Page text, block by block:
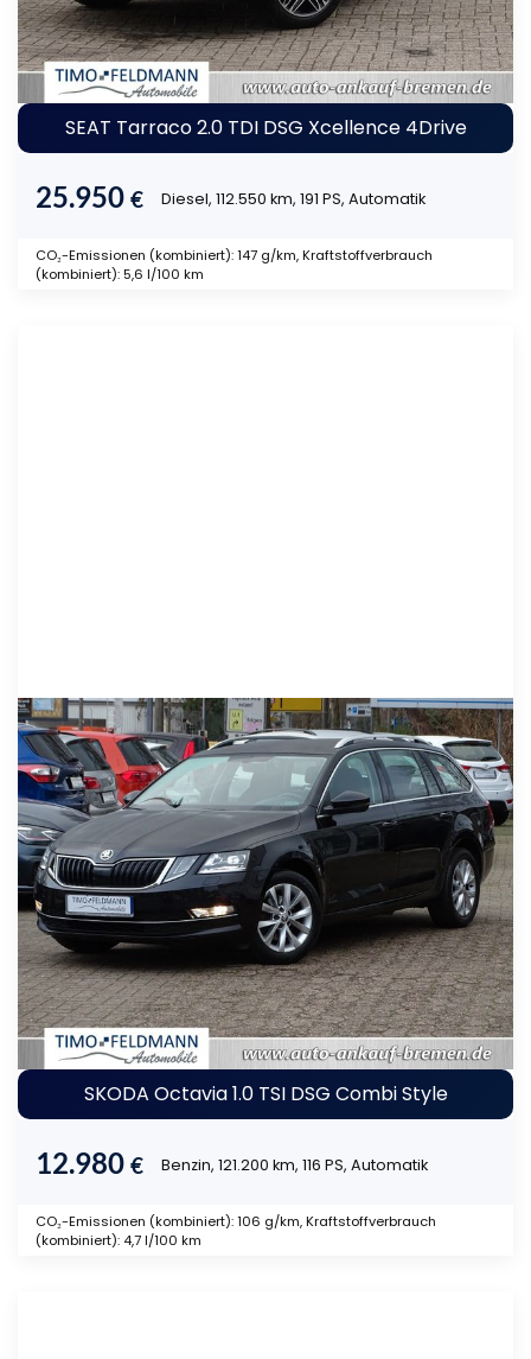
SEAT Tarraco 2.0 TDI DSG Xcellence 4Drive
25.950 € Diesel, 112.550 km, 191 PS, Automatik
CO₂-Emissionen (kombiniert): 147 g/km, Kraftstoffverbrauch
(kombiniert): 5,6 l/100 km
SKODA Octavia 1.0 TSI DSG Combi Style
12.980 € Benzin, 121.200 km, 116 PS, Automatik
CO₂-Emissionen (kombiniert): 106 g/km, Kraftstoffverbrauch
(kombiniert): 4,7 l/100 km